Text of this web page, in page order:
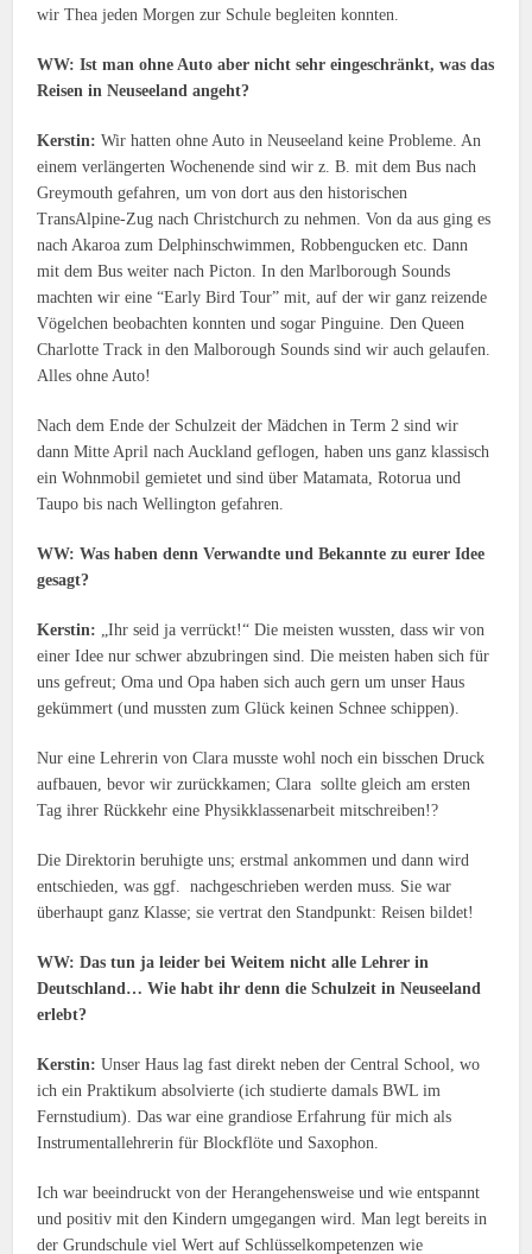
wir Thea jeden Morgen zur Schule begleiten konnten.
WW: Ist man ohne Auto aber nicht sehr eingeschränkt, was das
Reisen in Neuseeland angeht?
Kerstin: Wir hatten ohne Auto in Neuseeland keine Probleme. An
einem verlängerten Wochenende sind wir z. B. mit dem Bus nach
Greymouth gefahren, um von dort aus den historischen
TransAlpine-Zug nach Christchurch zu nehmen. Von da aus ging es
nach Akaroa zum Delphinschwimmen, Robbengucken etc. Dann
mit dem Bus weiter nach Picton. In den Marlborough Sounds
machten wir eine “Early Bird Tour” mit, auf der wir ganz reizende
Vögelchen beobachten konnten und sogar Pinguine. Den Queen
Charlotte Track in den Malborough Sounds sind wir auch gelaufen.
Alles ohne Auto!
Nach dem Ende der Schulzeit der Mädchen in Term 2 sind wir
dann Mitte April nach Auckland geflogen, haben uns ganz klassisch
ein Wohnmobil gemietet und sind über Matamata, Rotorua und
Taupo bis nach Wellington gefahren.
WW: Was haben denn Verwandte und Bekannte zu eurer Idee
gesagt?
Kerstin: „Ihr seid ja verrückt!“ Die meisten wussten, dass wir von
einer Idee nur schwer abzubringen sind. Die meisten haben sich für
uns gefreut; Oma und Opa haben sich auch gern um unser Haus
gekümmert (und mussten zum Glück keinen Schnee schippen).
Nur eine Lehrerin von Clara musste wohl noch ein bisschen Druck
aufbauen, bevor wir zurückkamen; Clara sollte gleich am ersten
Tag ihrer Rückkehr eine Physikklassenarbeit mitschreiben!?
Die Direktorin beruhigte uns; erstmal ankommen und dann wird
entschieden, was ggf. nachgeschrieben werden muss. Sie war
überhaupt ganz Klasse; sie vertrat den Standpunkt: Reisen bildet!
WW: Das tun ja leider bei Weitem nicht alle Lehrer in
Deutschland… Wie habt ihr denn die Schulzeit in Neuseeland
erlebt?
Kerstin: Unser Haus lag fast direkt neben der Central School, wo
ich ein Praktikum absolvierte (ich studierte damals BWL im
Fernstudium). Das war eine grandiose Erfahrung für mich als
Instrumentallehrerin für Blockflöte und Saxophon.
Ich war beeindruckt von der Herangehensweise und wie entspannt
und positiv mit den Kindern umgegangen wird. Man legt bereits in
der Grundschule viel Wert auf Schlüsselkompetenzen wie